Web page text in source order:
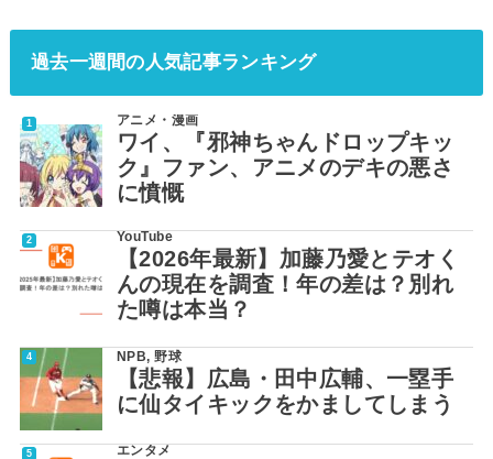
過去一週間の人気記事ランキング
アニメ・漫画
ワイ、『邪神ちゃんドロップキッ
ク』ファン、アニメのデキの悪さ
に憤慨
YouTube
【2026年最新】加藤乃愛とテオく
んの現在を調査！年の差は？別れ
た噂は本当？
NPB,野球
【悲報】広島・田中広輔、一塁手
に仙タイキックをかましてしまう
エンタメ